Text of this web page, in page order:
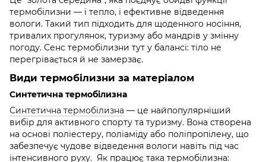
термобілизни — і тепло, і ефективне відведення
вологи. Такий тип підходить для щоденного носіння,
тривалих прогулянок, туризму або мандрів у змінну
погоду. Сенс термобілизни тут у балансі: тіло не
перегрівається й не замерзає.
Види термобілизни за матеріалом
Синтетична термобілизна
Синтетична термобілизна — це найпопулярніший
вибір для активного спорту та туризму. Вона створена
на основі поліестеру, поліаміду або поліпропілену, що
забезпечує чудове відведення вологи навіть під час
інтенсивного руху. Як працює така термобілизна: